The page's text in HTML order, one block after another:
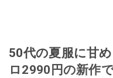
50代の夏服に甘
ロ2990円の新作